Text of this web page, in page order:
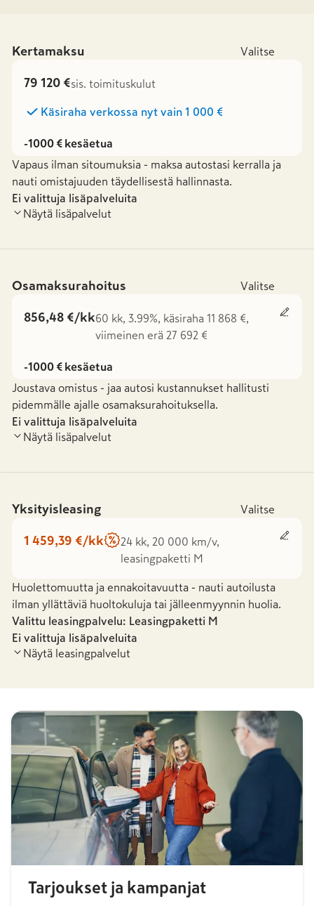
Kertamaksu Valitse
79 120 €sis. toimituskulut
Käsiraha verkossa nyt vain 1 000 €
-1000 € kesäetua
Vapaus ilman sitoumuksia - maksa autostasi kerralla ja
nauti omistajuuden täydellisestä hallinnasta.
Ei valittuja lisäpalveluita
Näytä lisäpalvelut
Osamaksurahoitus Valitse
856,48 €/kk60 kk, 3.99%, käsiraha 11 868 €,
viimeinen erä 27 692 €
-1000 € kesäetua
Joustava omistus - jaa autosi kustannukset hallitusti
pidemmälle ajalle osamaksurahoituksella.
Ei valittuja lisäpalveluita
Näytä lisäpalvelut
Yksityisleasing Valitse
1 459,39 €/kk
24 kk, 20 000 km/v,
leasingpaketti M
Huolettomuutta ja ennakoitavuutta - nauti autoilusta
ilman yllättäviä huoltokuluja tai jälleenmyynnin huolia.
Valittu leasingpalvelu: Leasingpaketti M
29,86 € /kk 1 459,39 €
Ei valittuja lisäpalveluita
Näytä leasingpalvelut
Tarjoukset ja kampanjat